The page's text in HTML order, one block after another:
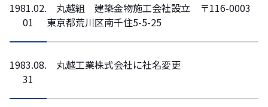
1981.02.
01
丸越組 建築金物施工会社設立 〒116-0003
東京都荒川区南千住5-5-25
1983.08.
31
丸越工業株式会社に社名変更